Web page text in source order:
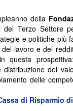
della
Terzo Settore
e politiche più
lavoro e del
questa
del
delle
di Risparmio